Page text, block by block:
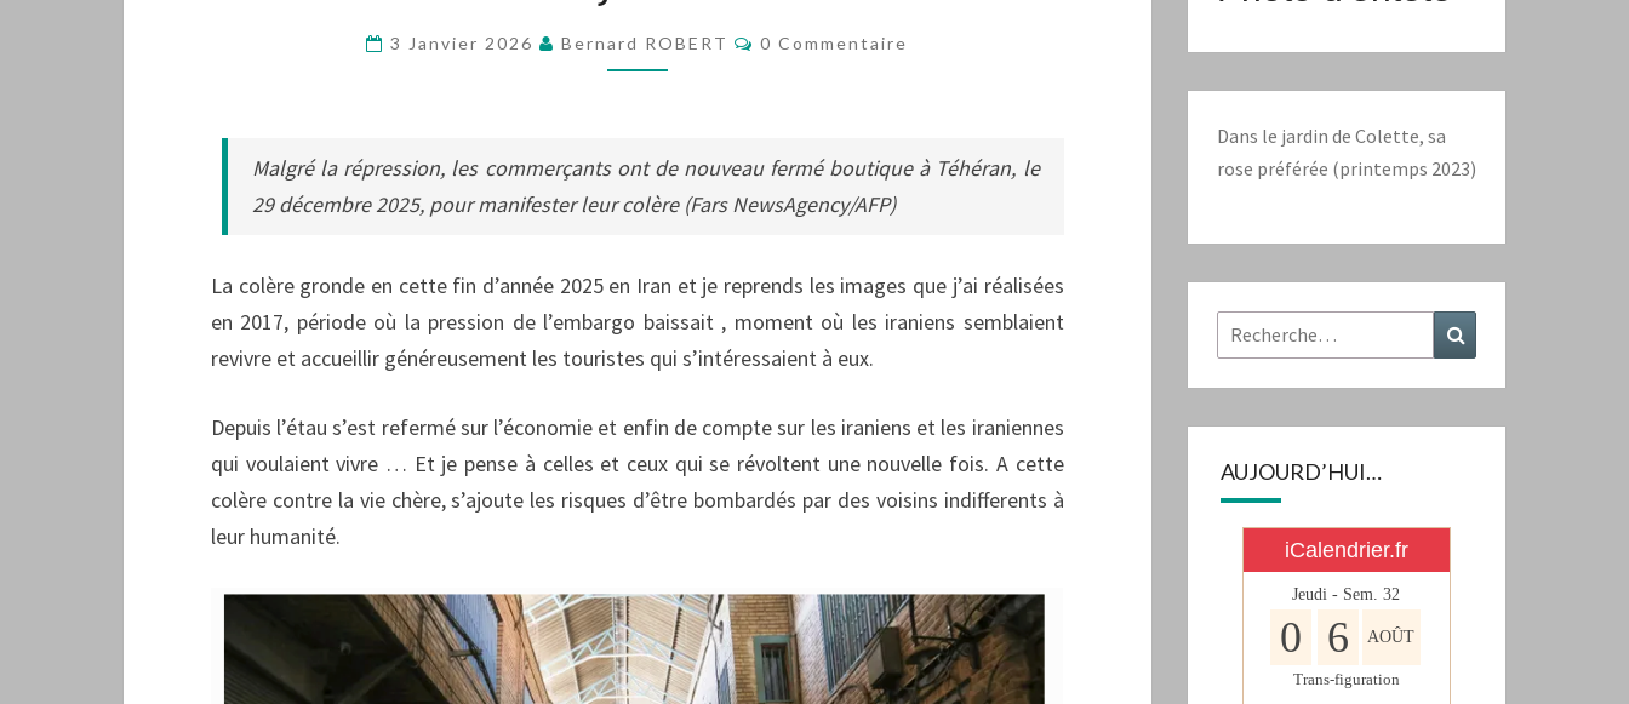
3 Janvier 2026 Bernard ROBERT Commentaires
0 Commentaire
Malgré la répression, les commerçants ont de nouveau fermé boutique à Téhéran, le
29 décembre 2025, pour manifester leur colère (Fars NewsAgency/AFP)
La colère gronde en cette fin d’année 2025 en Iran et je reprends les images que j’ai réalisées
en 2017, période où la pression de l’embargo baissait , moment où les iraniens semblaient
revivre et accueillir généreusement les touristes qui s’intéressaient à eux.
Depuis l’étau s’est refermé sur l’économie et enfin de compte sur les iraniens et les iraniennes
qui voulaient vivre … Et je pense à celles et ceux qui se révoltent une nouvelle fois. A cette
colère contre la vie chère, s’ajoute les risques d’être bombardés par des voisins indifferents à
leur humanité.
Dans le jardin de Colette, sa
rose préférée (printemps 2023)
Rechercher :
AUJOURD’HUI…
iCalendrier.fr
Jeudi - Sem.32
0 6 AOÛT
Trans-figuration